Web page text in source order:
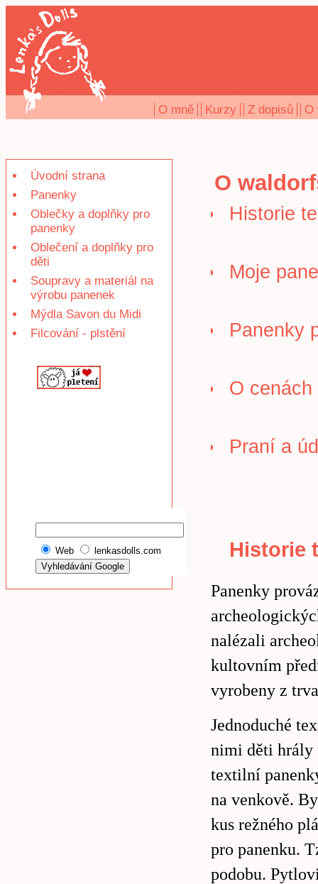
O mně Kurzy Z dopisů O
Úvodní strana
Panenky
Oblečky a doplňky pro
panenky
Oblečení a doplňky pro
děti
Soupravy a materiál na
výrobu panenek
Mýdla Savon du Midi
Filcování - plstění
Web lenkasdolls.com
O
Historie
Moje
Panenky
O cenách
Praní a
Historie
Panenky
nalézali
kultovním
vyrobeny z
Jednoduché
nimi děti hrály
textilní
na venkově.
kus režného
pro panenku.
podobu.